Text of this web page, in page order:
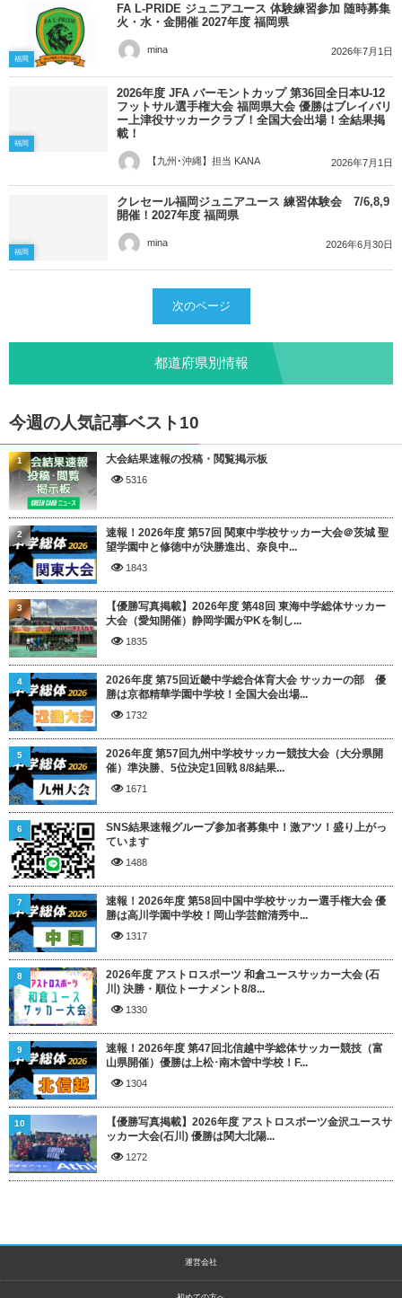
福岡
FA L-PRIDE ジュニアユース 体験練習参加 随時募集
火・水・金開催 2027年度 福岡県
mina 2026年7月1日
福岡
2026年度 JFA バーモントカップ 第36回全日本U-12
フットサル選手権大会 福岡県大会 優勝はブレイバリ
ー上津役サッカークラブ！全国大会出場！全結果掲
載！
【九州･沖縄】担当 KANA 2026年7月1日
福岡
クレセール福岡ジュニアユース 練習体験会 7/6,8,9
開催！2027年度 福岡県
mina 2026年6月30日
次のページ
都道府県別情報
今週の人気記事ベスト10
大会結果速報の投稿・閲覧掲示板
5316
1
速報！2026年度 第57回 関東中学校サッカー大会＠茨城 聖
望学園中と修徳中が決勝進出、奈良中...
1843
2
【優勝写真掲載】2026年度 第48回 東海中学総体サッカー
大会（愛知開催）静岡学園がPKを制し...
1835
3
2026年度 第75回近畿中学総合体育大会 サッカーの部 優
勝は京都精華学園中学校！全国大会出場...
1732
4
2026年度 第57回九州中学校サッカー競技大会（大分県開
催）準決勝、5位決定1回戦 8/8結果...
1671
5
SNS結果速報グループ参加者募集中！激アツ！盛り上がっ
ています
1488
6
速報！2026年度 第58回中国中学校サッカー選手権大会 優
勝は高川学園中学校！岡山学芸館清秀中...
1317
7
2026年度 アストロスポーツ 和倉ユースサッカー大会 (石
川) 決勝・順位トーナメント8/8...
1330
8
速報！2026年度 第47回北信越中学総体サッカー競技（富
山県開催）優勝は上松･南木曽中学校！F...
1304
9
【優勝写真掲載】2026年度 アストロスポーツ金沢ユースサ
ッカー大会(石川) 優勝は関大北陽...
1272
10
運営会社